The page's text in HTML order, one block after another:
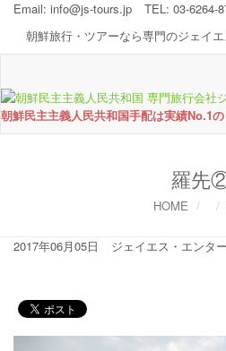
Email: info@js-tours.jp
TEL: 03-6264-
朝鮮旅行・ツアーなら専門のジェイ
朝鮮民主主義人民共和国手配は実績No.1
羅先
HOME
2017年06月05日 ジェイエス・エンタ